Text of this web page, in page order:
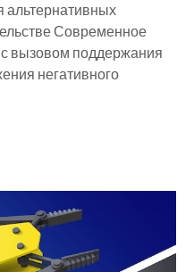
альтернативных
Современное
с вызовом поддержания
негативного